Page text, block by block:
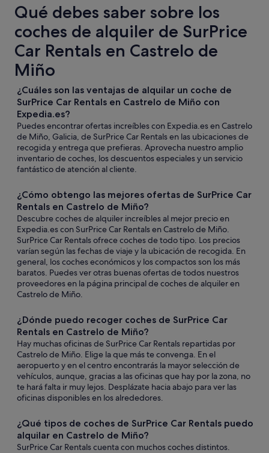
Qué debes saber sobre los
coches de alquiler de SurPrice
Car Rentals en Castrelo de
Miño
¿Cuáles son las ventajas de alquilar un coche de
SurPrice Car Rentals en Castrelo de Miño con
Expedia.es?
Puedes encontrar ofertas increíbles con Expedia.es en Castrelo
de Miño, Galicia, de SurPrice Car Rentals en las ubicaciones de
recogida y entrega que prefieras. Aprovecha nuestro amplio
inventario de coches, los descuentos especiales y un servicio
fantástico de atención al cliente.
¿Cómo obtengo las mejores ofertas de SurPrice Car
Rentals en Castrelo de Miño?
Descubre coches de alquiler increíbles al mejor precio en
Expedia.es con SurPrice Car Rentals en Castrelo de Miño.
SurPrice Car Rentals ofrece coches de todo tipo. Los precios
varían según las fechas de viaje y la ubicación de recogida. En
general, los coches económicos y los compactos son los más
baratos. Puedes ver otras buenas ofertas de todos nuestros
proveedores en la página principal de coches de alquiler en
Castrelo de Miño.
¿Dónde puedo recoger coches de SurPrice Car
Rentals en Castrelo de Miño?
Hay muchas oficinas de SurPrice Car Rentals repartidas por
Castrelo de Miño. Elige la que más te convenga. En el
aeropuerto y en el centro encontrarás la mayor selección de
vehículos, aunque, gracias a las oficinas que hay por la zona, no
te hará falta ir muy lejos. Desplázate hacia abajo para ver las
oficinas disponibles en los alrededores.
¿Qué tipos de coches de SurPrice Car Rentals puedo
alquilar en Castrelo de Miño?
SurPrice Car Rentals cuenta con muchos coches distintos.